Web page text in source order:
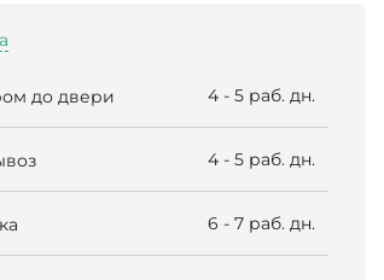
до двери 4 - 5 раб. дн.
4 - 5 раб. дн.
6 - 7 раб. дн.